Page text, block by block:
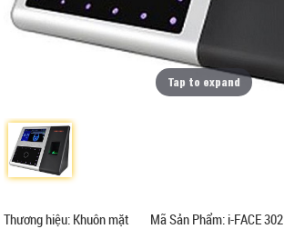
Tap to expand
Thương hiệu: Khuôn mặt
Mã Sản Phẩm: i-FACE 302